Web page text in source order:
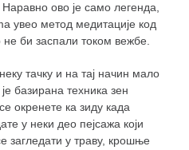
ово је само легенда,
увео метод медитације код
не би заспали током вежбе.
тачку и на тај начин мало
базирана техника зен
окренете ка зиду када
у неки део пејсажа који
загледати у траву, крошње